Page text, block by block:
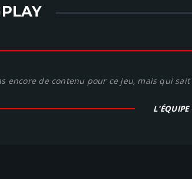
encore de contenu pour ce jeu, mais qui sait
L'ÉQUIPE